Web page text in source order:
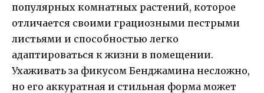
популярных комнатных растений, которое
отличается своими грациозными пестрыми
листьями и способностью легко
адаптироваться к жизни в помещении.
Ухаживать за фикусом Бенджамина несложно,
но его аккуратная и стильная форма может